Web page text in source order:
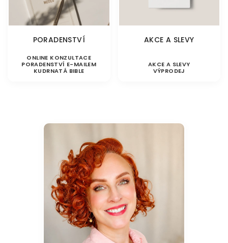
PORADENSTVÍ
ONLINE KONZULTACE
PORADENSTVÍ E-MAILEM
KUDRNATÁ BIBLE
AKCE A SLEVY
AKCE A SLEVY
VÝPRODEJ